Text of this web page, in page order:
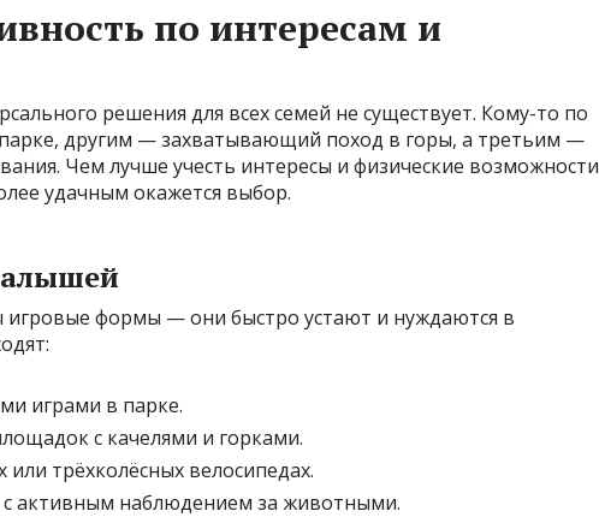
по интересам и
решения для всех семей не существует. Кому-то по
другим — захватывающий поход в горы, а третьим —
Чем лучше учесть интересы и физические возможности
удачным окажется выбор.
формы — они быстро устают и нуждаются в
играми в парке.
с качелями и горками.
или трёхколёсных велосипедах.
с активным наблюдением за животными.